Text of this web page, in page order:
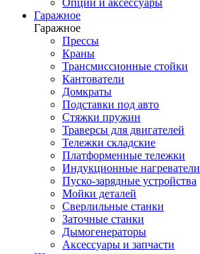
Опции и аксессуары
Гаражное
Гаражное
Прессы
Краны
Трансмиссионные стойки
Кантователи
Домкраты
Подставки под авто
Стяжки пружин
Траверсы для двигателей
Тележки складские
Платформенные тележки
Индукционные нагреватели
Пуско-зарядные устройства
Мойки деталей
Сверлильные станки
Заточные станки
Дымогенераторы
Аксессуары и запчасти